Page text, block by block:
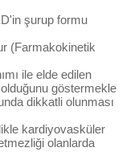
şurup formu
(Farmakokinetik
ile elde edilen
göstermekle
dikkatli olunması
kardiyovasküler
olanlarda